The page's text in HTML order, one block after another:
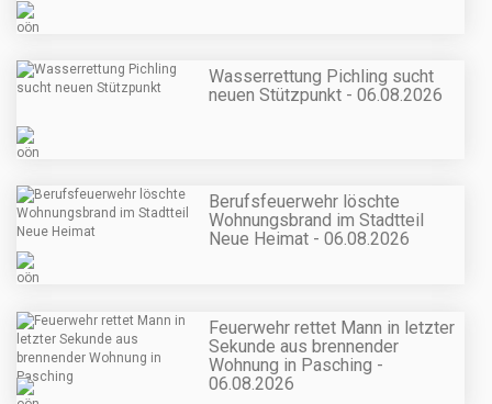
Wasserrettung Pichling sucht
neuen Stützpunkt - 06.08.2026
Berufsfeuerwehr löschte
Wohnungsbrand im Stadtteil
Neue Heimat - 06.08.2026
Feuerwehr rettet Mann in letzter
Sekunde aus brennender
Wohnung in Pasching -
06.08.2026